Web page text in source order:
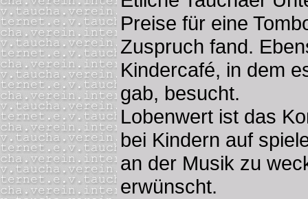
Preise für eine
Zuspruch fand.
Kindercafé, in dem
gab, besucht.
Lobenwert ist das
bei Kindern auf
an der Musik zu
erwünscht.